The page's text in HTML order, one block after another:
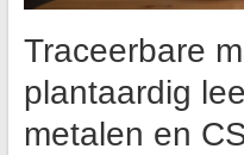
Traceerbare
plantaardig
metalen en